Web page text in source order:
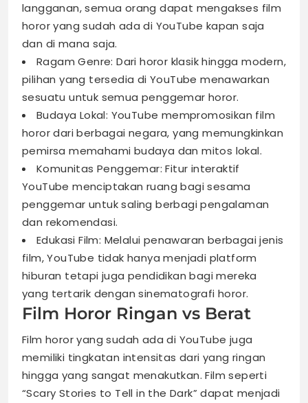
langganan, semua orang dapat mengakses film
horor yang sudah ada di YouTube kapan saja
dan di mana saja.
Ragam Genre: Dari horor klasik hingga modern,
pilihan yang tersedia di YouTube menawarkan
sesuatu untuk semua penggemar horor.
Budaya Lokal: YouTube mempromosikan film
horor dari berbagai negara, yang memungkinkan
pemirsa memahami budaya dan mitos lokal.
Komunitas Penggemar: Fitur interaktif
YouTube menciptakan ruang bagi sesama
penggemar untuk saling berbagi pengalaman
dan rekomendasi.
Edukasi Film: Melalui penawaran berbagai jenis
film, YouTube tidak hanya menjadi platform
hiburan tetapi juga pendidikan bagi mereka
yang tertarik dengan sinematografi horor.
Film Horor Ringan vs Berat
Film horor yang sudah ada di YouTube juga
memiliki tingkatan intensitas dari yang ringan
hingga yang sangat menakutkan. Film seperti
“Scary Stories to Tell in the Dark” dapat menjadi